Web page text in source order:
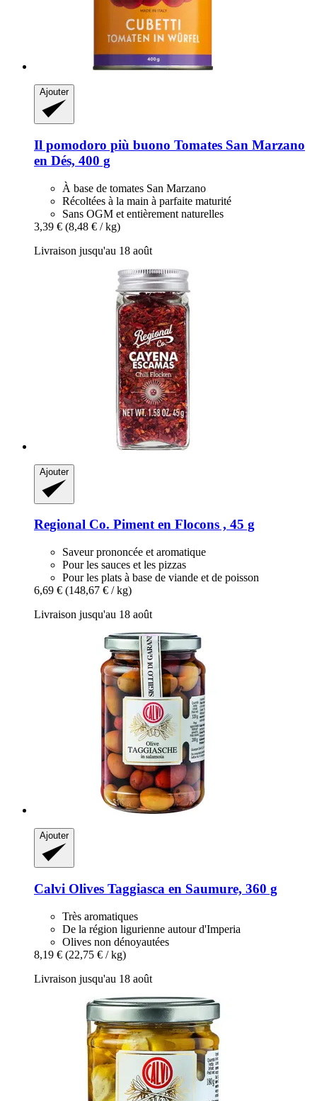
Ajouter
Il pomodoro più buono Tomates San Marzano
en Dés, 400 g
À base de tomates San Marzano
Récoltées à la main à parfaite maturité
Sans OGM et entièrement naturelles
3,39 € (8,48 € / kg)
Livraison jusqu'au 18 août
Ajouter
Regional Co. Piment en Flocons , 45 g
Saveur prononcée et aromatique
Pour les sauces et les pizzas
Pour les plats à base de viande et de poisson
6,69 € (148,67 € / kg)
Livraison jusqu'au 18 août
Ajouter
Calvi Olives Taggiasca en Saumure, 360 g
Très aromatiques
De la région ligurienne autour d'Imperia
Olives non dénoyautées
8,19 € (22,75 € / kg)
Livraison jusqu'au 18 août